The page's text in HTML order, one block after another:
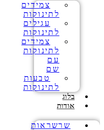
צמידים
לתינוקות
עגילים
לתינוקות
צמידים
לתינוקות
עם
שם
טבעות
לתינוקות
בלוג
אודות
שרשראות